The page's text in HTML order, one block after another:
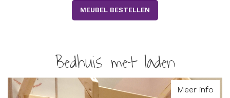
MEUBEL BESTELLEN
Bedhuis met laden
Meer info